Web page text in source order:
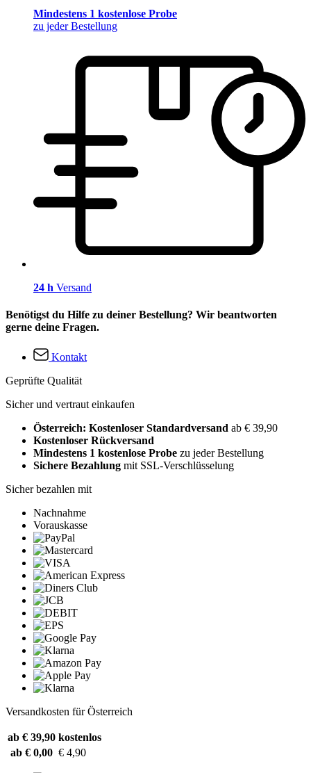
Mindestens 1 kostenlose Probe
zu jeder Bestellung
24 h Versand
Benötigst du Hilfe zu deiner Bestellung? Wir beantworten
gerne deine Fragen.
Kontakt
Geprüfte Qualität
Sicher und vertraut einkaufen
Österreich: Kostenloser Standardversand ab € 39,90
Kostenloser Rückversand
Mindestens 1 kostenlose Probe zu jeder Bestellung
Sichere Bezahlung mit SSL-Verschlüsselung
Sicher bezahlen mit
Nachnahme
Vorauskasse
Versandkosten für Österreich
ab € 39,90 kostenlos
ab € 0,00 € 4,90